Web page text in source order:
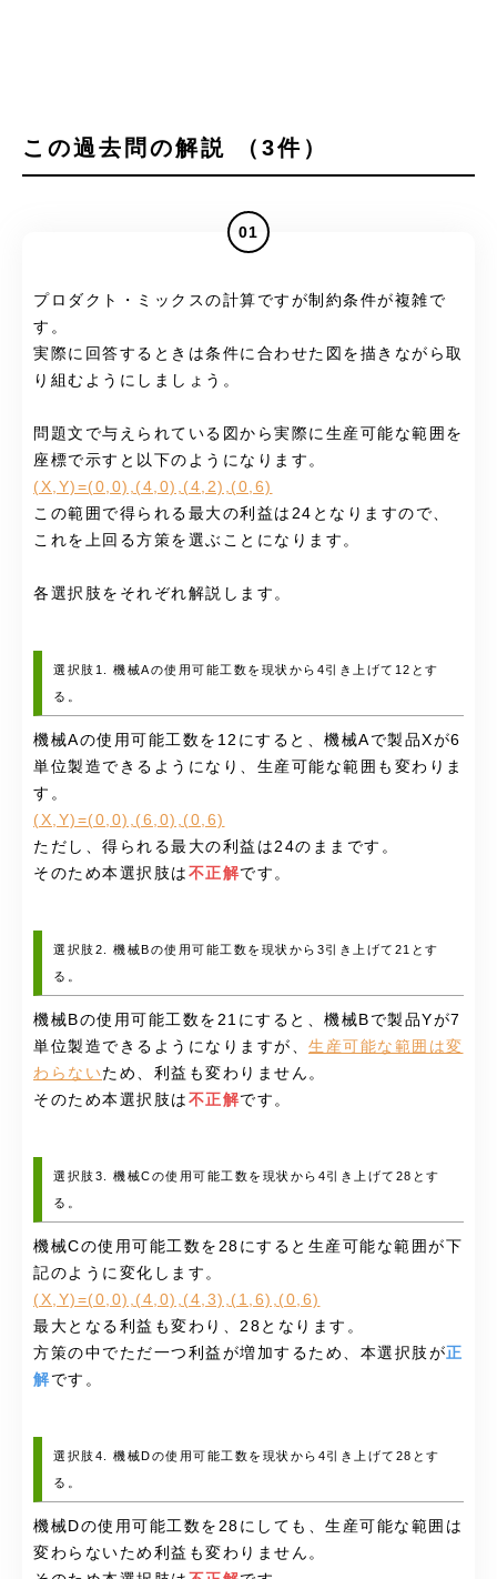
この過去問の解説 （3件）
01
プロダクト・ミックスの計算ですが制約条件が複雑で
す。
実際に回答するときは条件に合わせた図を描きながら取
り組むようにしましょう。
問題文で与えられている図から実際に生産可能な範囲を
座標で示すと以下のようになります。
(X,Y)=(0,0),(4,0),(4,2),(0,6)
この範囲で得られる最大の利益は24となりますので、
これを上回る方策を選ぶことになります。
各選択肢をそれぞれ解説します。
選択肢1. 機械Aの使用可能工数を現状から4引き上げて12とす
る。
機械Aの使用可能工数を12にすると、機械Aで製品Xが6
単位製造できるようになり、生産可能な範囲も変わりま
す。
(X,Y)=(0,0),(6,0),(0,6)
ただし、得られる最大の利益は24のままです。
そのため本選択肢は 不正解です。
選択肢2. 機械Bの使用可能工数を現状から3引き上げて21とす
る。
機械Bの使用可能工数を21にすると、機械Bで製品Yが7
単位製造できるようになりますが、 生産可能な範囲は変
わらない ため、利益も変わりません。
そのため本選択肢は 不正解です。
選択肢3. 機械Cの使用可能工数を現状から4引き上げて28とす
る。
機械Cの使用可能工数を28にすると生産可能な範囲が下
記のように変化します。
(X,Y)=(0,0),(4,0),(4,3),(1,6),(0,6)
最大となる利益も変わり、28となります。
方策の中でただ一つ利益が増加するため、本選択肢が正
解です。
選択肢4. 機械Dの使用可能工数を現状から4引き上げて28とす
る。
機械Dの使用可能工数を28にしても、生産可能な範囲は
変わらないため利益も変わりません。